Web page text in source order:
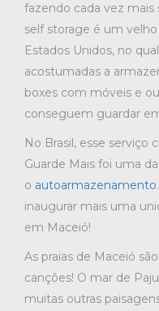
fazendo cada vez mais
self storage é um
Estados Unidos, no
acostumadas a
boxes com móveis e
conseguem guardar
No Brasil, esse
Guarde Mais foi uma
o autoarmazenamento
inaugurar mais uma
em Maceió!
As praias de Maceió
canções! O mar de
muitas outras